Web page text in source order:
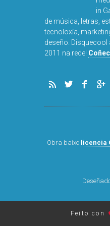
in
de música, letras,
tecnoloxía,
deseño. Disquecool
2011 na rede!
Obra baixo licencia
Feito con